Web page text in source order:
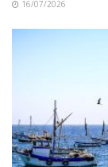
16/07/2026